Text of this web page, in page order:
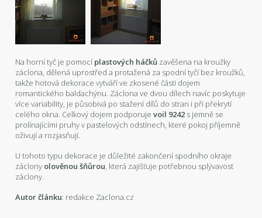
Na horní tyč je pomocíplastových háčků zavěšena na kroužky
záclona, dělená uprostřed a protažená za spodní tyčí bez kroužků,
takže hotová dekorace vytváří ve zkosené části dojem
romantického baldachýnu. Záclona ve dvou dílech navíc poskytuje
více variability, je působivá po stažení dílů do stran i při překrytí
celého okna. Celkový dojem podporuje voil 9242 s jemně se
prolínajícími pruhy v pastelových odstínech, které pokoj příjemně
oživují a rozjasňují.
U tohoto typu dekorace je důležité zakončení spodního okraje
záclony olověnou šňůrou, která zajišťuje potřebnou splývavost
záclony.
Autor článku: redakce Zaclona.cz